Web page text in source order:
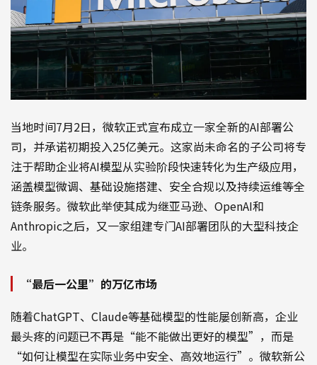
当地时间7月2日，微软正式宣布成立一家全新的AI部署公
司，并承诺初期投入25亿美元。这家尚未命名的子公司将专
注于帮助企业将AI模型从实验阶段快速转化为生产级应用，
涵盖模型微调、基础设施搭建、安全合规以及持续运维等全
链条服务。微软此举使其成为继亚马逊、OpenAI和
Anthropic之后，又一家组建专门AI部署团队的大型科技企
业。
“最后一公里”的万亿市场
随着ChatGPT、Claude等基础模型的性能屡创新高，企业
最头疼的问题已不再是“能不能做出更好的模型”，而是
“如何让模型在实际业务中安全、高效地运行”。微软新公